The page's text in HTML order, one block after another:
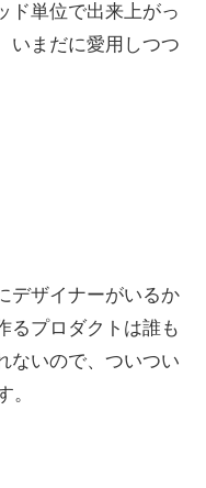
ド単位で出来上がっ
いまだに愛用しつつ
デザイナーがいるか
るプロダクトは誰も
ないので、ついつい
。